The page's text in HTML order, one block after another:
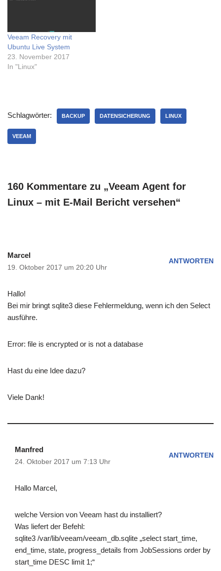
Veeam Recovery mit
Ubuntu Live System
23. November 2017
In "Linux"
Schlagwörter: BACKUP DATENSICHERUNG LINUX
VEEAM
160 Kommentare zu „Veeam Agent for
Linux – mit E-Mail Bericht versehen“
Marcel
19. Oktober 2017 um 20:20 Uhr
ANTWORTEN
Hallo!
Bei mir bringt sqlite3 diese Fehlermeldung, wenn ich den Select
ausführe.
Error: file is encrypted or is not a database
Hast du eine Idee dazu?
Viele Dank!
Manfred
24. Oktober 2017 um 7:13 Uhr
ANTWORTEN
Hallo Marcel,
welche Version von Veeam hast du installiert?
Was liefert der Befehl:
sqlite3 /var/lib/veeam/veeam_db.sqlite „select start_time,
end_time, state, progress_details from JobSessions order by
start_time DESC limit 1;“